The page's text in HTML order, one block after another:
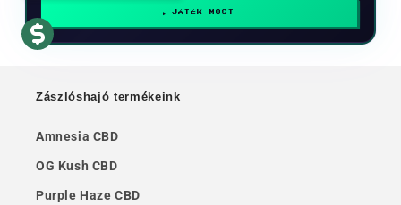
JÁTÉK MOST
Zászlóshajó termékeink
Amnesia CBD
OG Kush CBD
Purple Haze CBD